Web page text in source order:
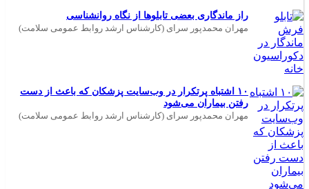
راز ماندگاری بعضی تابلوها از نگاه روانشناسی
مهران محمدپور سرای (کارشناس ارشد روابط عمومی سلامت)
۱۰ اشتباه پرتکرار در وب‌سایت پزشکان که باعث از دست
رفتن بیماران می‌شود
مهران محمدپور سرای (کارشناس ارشد روابط عمومی سلامت)